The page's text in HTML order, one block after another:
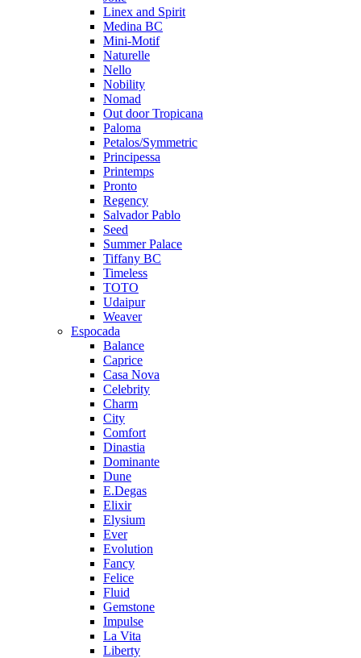
Linex and Spirit
Medina BC
Mini-Motif
Naturelle
Nello
Nobility
Nomad
Out door Tropicana
Paloma
Petalos/Symmetric
Principessa
Printemps
Pronto
Regency
Salvador Pablo
Seed
Summer Palace
Tiffany BC
Timeless
TOTO
Udaipur
Weaver
Espocada
Balance
Caprice
Casa Nova
Celebrity
Charm
City
Comfort
Dinastia
Dominante
Dune
E.Degas
Elixir
Elysium
Ever
Evolution
Fancy
Felice
Fluid
Gemstone
Impulse
La Vita
Liberty